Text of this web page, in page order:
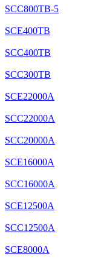
SCC800TB-5
SCE400TB
SCC400TB
SCC300TB
SCE22000A
SCC22000A
SCC20000A
SCE16000A
SCC16000A
SCE12500A
SCC12500A
SCE8000A